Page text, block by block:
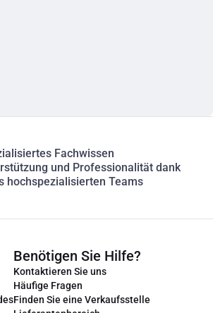
Fachwissen
und Professionalität dank
hochspezialisierten Teams
Benötigen Sie Hilfe?
Kontaktieren Sie uns
Häufige Fragen
Finden Sie eine Verkaufsstelle